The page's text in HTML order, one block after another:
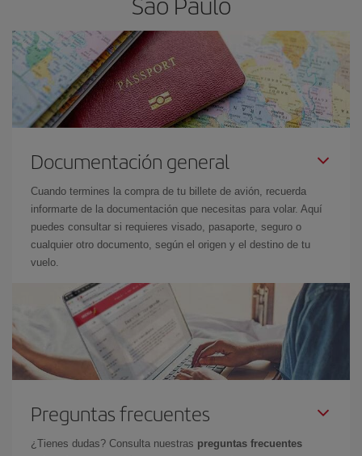
Documentación general
Cuando termines la compra de tu billete de avión, recuerda
informarte de la documentación que necesitas para volar. Aquí
puedes consultar si requieres visado, pasaporte, seguro o
cualquier otro documento, según el origen y el destino de tu
vuelo.
Preguntas frecuentes
¿Tienes dudas? Consulta nuestras preguntas frecuentes